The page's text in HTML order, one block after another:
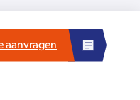
aanvragen